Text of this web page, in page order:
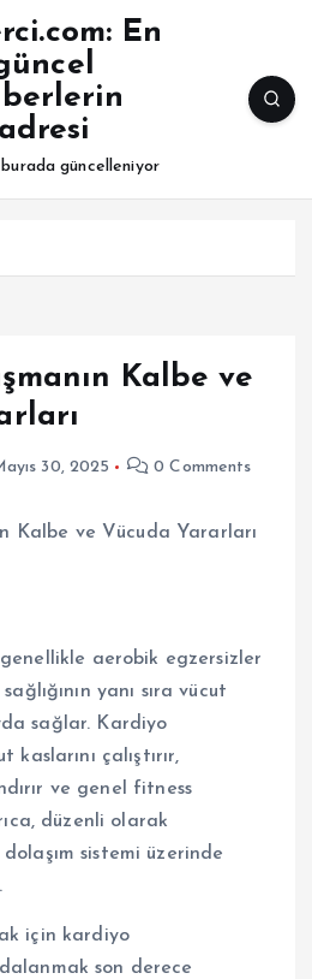
adresi
güncelleniyor
Kalbe ve
30, 2025 0 Comments
genellikle aerobik egzersizler
yanı sıra vücut
sağlar. Kardiyo
çalıştırır,
ve genel fitness
düzenli olarak
sistemi üzerinde
için kardiyo
son derece